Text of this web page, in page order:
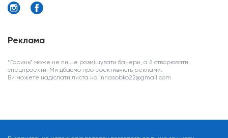
Реклама
*Горинь* може не лише розміщувати банери, а й створювати
спецпроекти. Ми дбаємо про ефективність реклами.
Ви можете надіслати листа на innasobko22@gmail.com